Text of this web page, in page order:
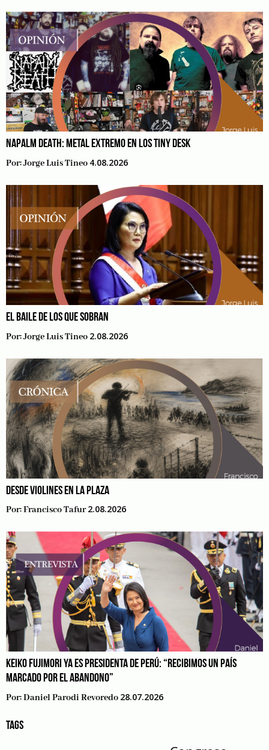
NAPALM DEATH: METAL EXTREMO EN LOS TINY DESK
Por:Jorge Luis Tineo 4.08.2026
EL BAILE DE LOS QUE SOBRAN
Por:Jorge Luis Tineo 2.08.2026
DESDE VIOLINES EN LA PLAZA
Por:Francisco Tafur 2.08.2026
KEIKO FUJIMORI YA ES PRESIDENTA DE PERÚ: “RECIBIMOS UN PAÍS
MARCADO POR EL ABANDONO”
Por:Daniel Parodi Revoredo 28.07.2026
TAGS